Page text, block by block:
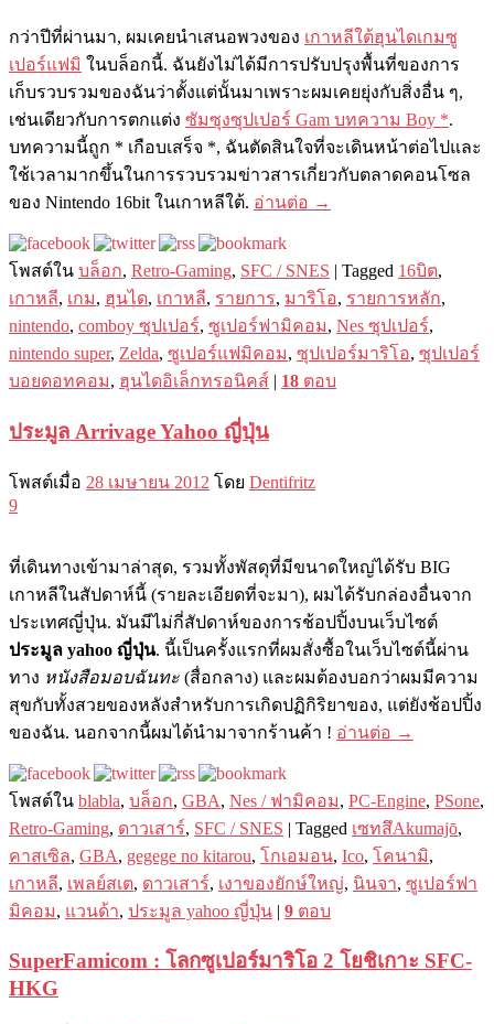
กว่าปีที่ผ่านมา, ผมเคยนำเสนอพวงของ เกาหลีใต้ฮุนไดเกมซู
เปอร์แฟมิ ในบล็อกนี้. ฉันยังไม่ได้มีการปรับปรุงพื้นที่ของการ
เก็บรวบรวมของฉันว่าตั้งแต่นั้นมาเพราะผมเคยยุ่งกับสิ่งอื่น ๆ,
เช่นเดียวกับการตกแต่ง ซัมซุงซุปเปอร์ Gam บทความ Boy *.
บทความนี้ถูก * เกือบเสร็จ *, ฉันตัดสินใจที่จะเดินหน้าต่อไปและ
ใช้เวลามากขึ้นในการรวบรวมข่าวสารเกี่ยวกับตลาดคอนโซล
ของ Nintendo 16bit ในเกาหลีใต้. อ่านต่อ →
โพสต์ใน บล็อก, Retro-Gaming, SFC / SNES | Tagged 16บิต,
เกาหลี, เกม, ฮุนได, เกาหลี, รายการ, มาริโอ, รายการหลัก,
nintendo, comboy ซุปเปอร์, ซูเปอร์ฟามิคอม, Nes ซุปเปอร์,
nintendo super, Zelda, ซูเปอร์แฟมิคอม, ซุปเปอร์มาริโอ, ซุปเปอร์
บอยดอทคอม, ฮุนไดอิเล็กทรอนิคส์ | 18 ตอบ
ประมูล Arrivage Yahoo ญี่ปุ่น
โพสต์เมื่อ 28 เมษายน 2012 โดย Dentifritz
9
ที่เดินทางเข้ามาล่าสุด, รวมทั้งพัสดุที่มีขนาดใหญ่ได้รับ BIG
เกาหลีในสัปดาห์นี้ (รายละเอียดที่จะมา), ผมได้รับกล่องอื่นจาก
ประเทศญี่ปุ่น. มันมีไม่กี่สัปดาห์ของการช้อปปิ้งบนเว็บไซต์
ประมูล yahoo ญี่ปุ่น. นี้เป็นครั้งแรกที่ผมสั่งซื้อในเว็บไซต์นี้ผ่าน
ทาง หนังสือมอบฉันทะ (สื่อกลาง) และผมต้องบอกว่าผมมีความ
สุขกับทั้งสวยของหลังสำหรับการเกิดปฏิกิริยาของ, แต่ยังช้อปปิ้ง
ของฉัน. นอกจากนี้ผมได้นำมาจากร้านค้า ! อ่านต่อ →
โพสต์ใน blabla, บล็อก, GBA, Nes / ฟามิคอม, PC-Engine, PSone,
Retro-Gaming, ดาวเสาร์, SFC / SNES | Tagged เซทสึAkumajō,
คาสเซิล, GBA, gegege no kitarou, โกเอมอน, Ico, โคนามิ,
เกาหลี, เพลย์สเต, ดาวเสาร์, เงาของยักษ์ใหญ่, นินจา, ซูเปอร์ฟา
มิคอม, แวนด้า, ประมูล yahoo ญี่ปุ่น | 9 ตอบ
SuperFamicom : โลกซูเปอร์มาริโอ 2 โยชิเกาะ SFC-
HKG